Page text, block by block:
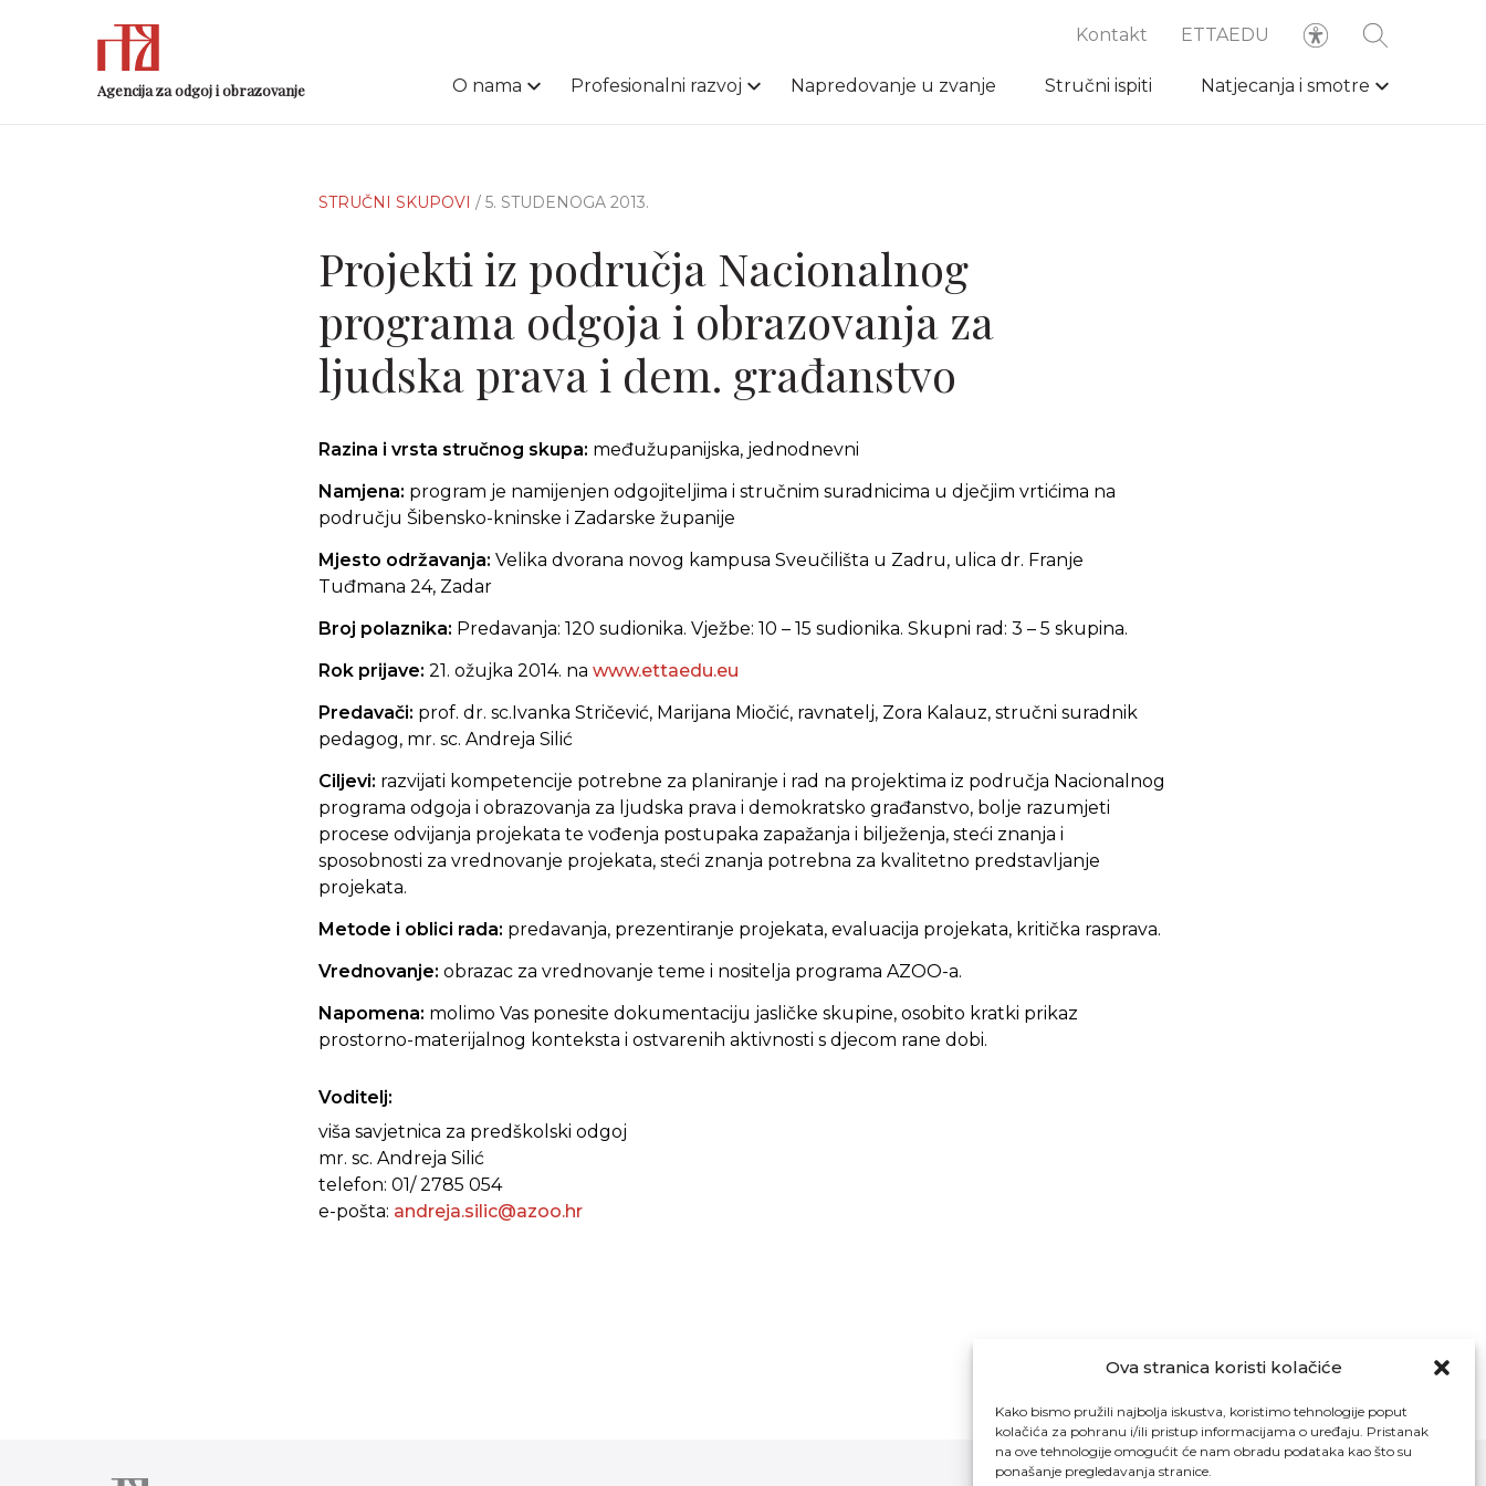
Ova stranica koristi kolačiće
Kako bismo pružili najbolja iskustva, koristimo tehnologije poput
kolačića za pohranu i/ili pristup informacijama o uređaju. Pristanak
na ove tehnologije omogućit će nam obradu podataka kao što su
ponašanje pregledavanja stranice.
Agencija za odgoj i obrazovanje
Kontakt ETTAEDU
O nama Profesionalni razvoj Napredovanje u zvanje Stručni ispiti Natjecanja i smotre
STRUČNI SKUPOVI / 5. STUDENOGA 2013.
Projekti iz područja Nacionalnog
programa odgoja i obrazovanja za
ljudska prava i dem. građanstvo
Razina i vrsta stručnog skupa: međužupanijska, jednodnevni
Namjena: program je namijenjen odgojiteljima i stručnim suradnicima u dječjim vrtićima na
području Šibensko-kninske i Zadarske županije
Mjesto održavanja: Velika dvorana novog kampusa Sveučilišta u Zadru, ulica dr. Franje
Tuđmana 24, Zadar
Broj polaznika: Predavanja: 120 sudionika. Vježbe: 10 – 15 sudionika. Skupni rad: 3 – 5 skupina.
Rok prijave: 21. ožujka 2014. na www.ettaedu.eu
Predavači: prof. dr. sc.Ivanka Stričević, Marijana Miočić, ravnatelj, Zora Kalauz, stručni suradnik
pedagog, mr. sc. Andreja Silić
Ciljevi: razvijati kompetencije potrebne za planiranje i rad na projektima iz područja Nacionalnog
programa odgoja i obrazovanja za ljudska prava i demokratsko građanstvo, bolje razumjeti
procese odvijanja projekata te vođenja postupaka zapažanja i bilježenja, steći znanja i
sposobnosti za vrednovanje projekata, steći znanja potrebna za kvalitetno predstavljanje
projekata.
Metode i oblici rada: predavanja, prezentiranje projekata, evaluacija projekata, kritička rasprava.
Vrednovanje: obrazac za vrednovanje teme i nositelja programa AZOO-a.
Napomena: molimo Vas ponesite dokumentaciju jasličke skupine, osobito kratki prikaz
prostorno-materijalnog konteksta i ostvarenih aktivnosti s djecom rane dobi.
Voditelj:
viša savjetnica za predškolski odgoj
mr. sc. Andreja Silić
telefon: 01/ 2785 054
e-pošta: andreja.silic@azoo.hr